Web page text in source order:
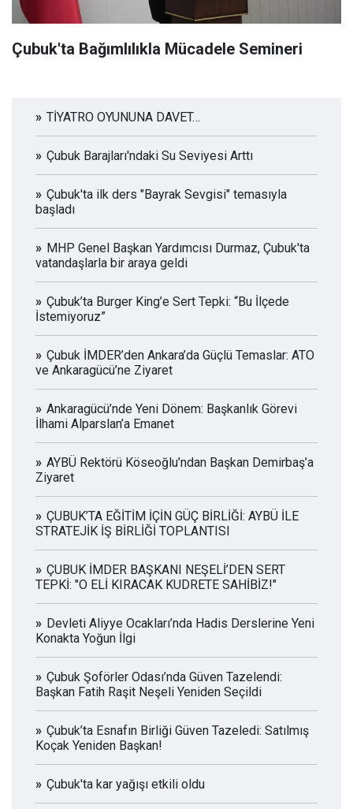
Çubuk'ta Bağımlılıkla Mücadele Semineri
TİYATRO OYUNUNA DAVET…
Çubuk Barajları'ndaki Su Seviyesi Arttı
Çubuk'ta ilk ders "Bayrak Sevgisi" temasıyla
başladı
MHP Genel Başkan Yardımcısı Durmaz, Çubuk'ta
vatandaşlarla bir araya geldi
Çubuk’ta Burger King’e Sert Tepki: “Bu İlçede
İstemiyoruz”
Çubuk İMDER’den Ankara’da Güçlü Temaslar: ATO
ve Ankaragücü’ne Ziyaret
Ankaragücü’nde Yeni Dönem: Başkanlık Görevi
İlhami Alparslan’a Emanet
AYBÜ Rektörü Köseoğlu’ndan Başkan Demirbaş’a
Ziyaret
ÇUBUK’TA EĞİTİM İÇİN GÜÇ BİRLİĞİ: AYBÜ İLE
STRATEJİK İŞ BİRLİĞİ TOPLANTISI
ÇUBUK İMDER BAŞKANI NEŞELİ’DEN SERT
TEPKİ: "O ELİ KIRACAK KUDRETE SAHİBİZ!"
Devleti Aliyye Ocakları’nda Hadis Derslerine Yeni
Konakta Yoğun İlgi
Çubuk Şoförler Odası’nda Güven Tazelendi:
Başkan Fatih Raşit Neşeli Yeniden Seçildi
Çubuk’ta Esnafın Birliği Güven Tazeledi: Satılmış
Koçak Yeniden Başkan!
Çubuk'ta kar yağışı etkili oldu